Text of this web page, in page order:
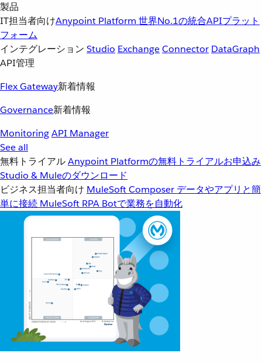
製品
IT担当者向けAnypoint Platform 世界No.1の統合APIプラット
フォーム
インテグレーション Studio ExchangeConnector DataGraph
API管理
Flex Gateway新着情報
Governance新着情報
MonitoringAPI Manager
See all
無料トライアルAnypoint Platformの無料トライアルお申込み
Studio & Muleのダウンロード
ビジネス担当者向け MuleSoft Composer データやアプリと簡
単に接続 MuleSoft RPA Botで業務を自動化